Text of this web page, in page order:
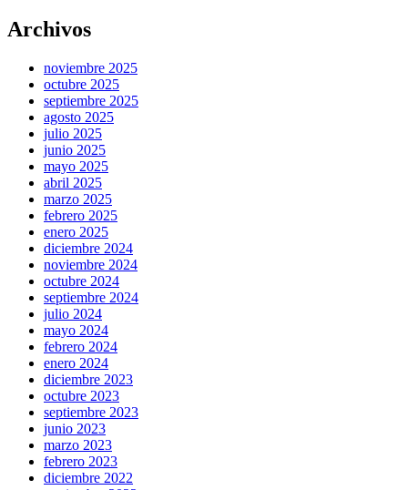
Archivos
noviembre 2025
octubre 2025
septiembre 2025
agosto 2025
julio 2025
junio 2025
mayo 2025
abril 2025
marzo 2025
febrero 2025
enero 2025
diciembre 2024
noviembre 2024
octubre 2024
septiembre 2024
julio 2024
mayo 2024
febrero 2024
enero 2024
diciembre 2023
octubre 2023
septiembre 2023
junio 2023
marzo 2023
febrero 2023
diciembre 2022